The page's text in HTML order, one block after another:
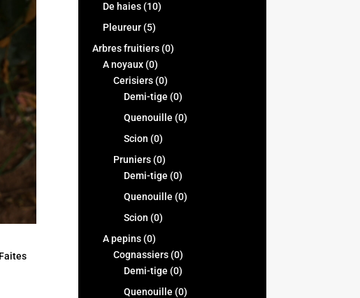
De haies (10)
Pleureur (5)
Arbres fruitiers (0)
A noyaux (0)
Cerisiers (0)
Demi-tige (0)
Quenouille (0)
Scion (0)
Pruniers (0)
Demi-tige (0)
Quenouille (0)
Scion (0)
A pepins (0)
Cognassiers (0)
Demi-tige (0)
Quenouille (0)